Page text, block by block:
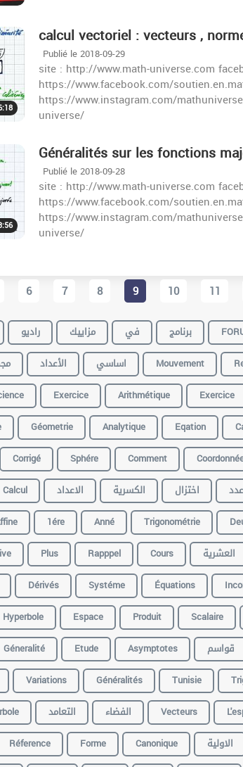
calcul vectoriel : vecteurs ,
Publié le 2018-09-29
site : http://www.math-universe.com
https://www.facebook.com/
https://www.instagram.com/
universe/
Généralités sur les fonctions
Publié le 2018-09-28
site : http://www.math-universe.com
https://www.facebook.com/
https://www.instagram.com/
universe/
6 7 8 9 10 11
راديو مزاييك في برنامج
الأعداد اساسي Mouvement
Exercice Arithmétique Exercice
Géometrie Analytique Eqation
Corrigé Sphére Comment
Calcul الاعداد الكسرية اختزال عدد
1ére Anné Trigonométrie
Plus Rapppel Cours العشرية
Dérivés Systéme Équations
Hyperbole Espace Produit Scalaire
Géneralité Etude Asymptotes قواسم
Variations Généralités Tunisie
التعامد الفضاء Vecteurs
Réference Forme Canonique الاولية